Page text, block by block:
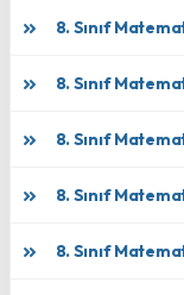
8. Sınıf
8. Sınıf
8. Sınıf
8. Sınıf
8. Sınıf